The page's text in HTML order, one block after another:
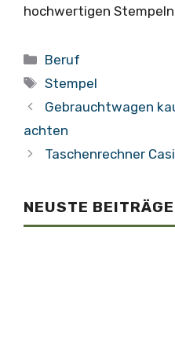
hochwertigen
Kategorien
Beruf
Schlagwörter
Stempel
Gebrauchtwagen
achten
Taschenrechner
NEUSTE BEITRÄGE